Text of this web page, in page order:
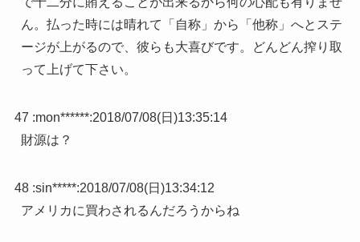
ん。払った時には晴れて「自称」から「他称」へとステ
ージが上がるので、彼らも大喜びです。どんどん搾り取
って上げて下さい。
47 :mon******:2018/07/08(日)13:35:14
財源は？
48 :sin*****:2018/07/08(日)13:34:12
アメリカに買わされるんだろうからね